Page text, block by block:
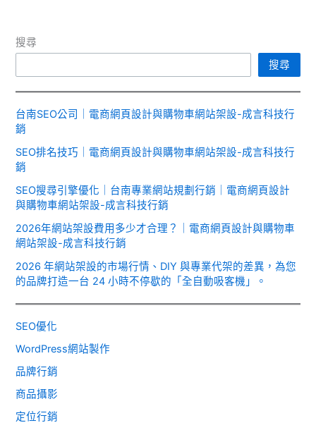
搜尋
搜尋
台南SEO公司｜電商網頁設計與購物車網站架設-成言科技行
銷
SEO排名技巧｜電商網頁設計與購物車網站架設-成言科技行
銷
SEO搜尋引擎優化｜台南專業網站規劃行銷｜電商網頁設計
與購物車網站架設-成言科技行銷
2026年網站架設費用多少才合理？｜電商網頁設計與購物車
網站架設-成言科技行銷
2026 年網站架設的市場行情、DIY 與專業代架的差異，為您
的品牌打造一台 24 小時不停歇的「全自動吸客機」。
SEO優化
WordPress網站製作
品牌行銷
商品攝影
定位行銷